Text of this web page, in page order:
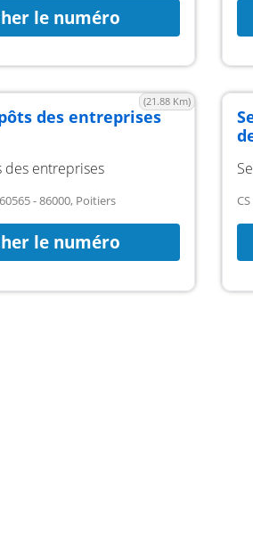
le numéro
(21.88 Km)
des entreprises
des entreprises
- 86000, Poitiers
le numéro